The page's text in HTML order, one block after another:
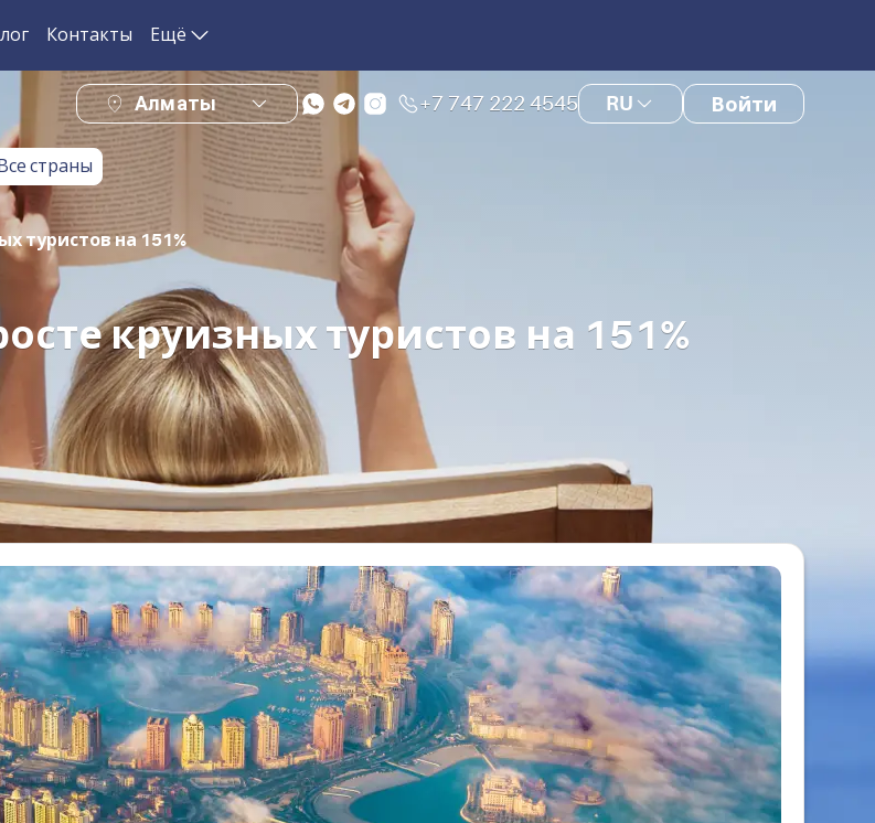
Контакты Ещё
Алматы +7 747 222 4545 RU Войти
Все страны
туристов на 151%
круизных туристов на 151%